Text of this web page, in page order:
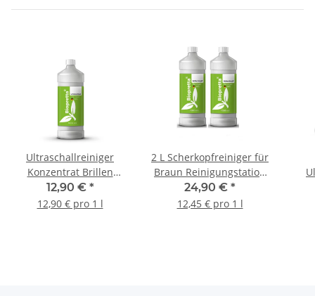
Ultraschallreiniger
Konzentrat Brillen
Schmuck
Airbrushpistolen
12,90 € *
12,90 € pro 1 l
2 L Scherkopfreiniger für
Braun Reinigungstation
Rasierer CCR
Kartuschen
24,90 € *
12,45 € pro 1 l